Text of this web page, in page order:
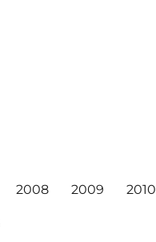
2008 2009 2010